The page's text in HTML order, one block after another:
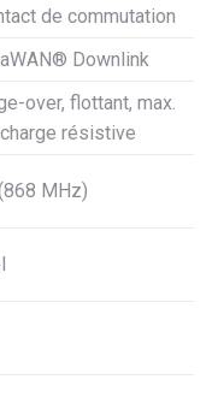
de commutation
Downlink
over, flottant, max.
résistive
MHz)